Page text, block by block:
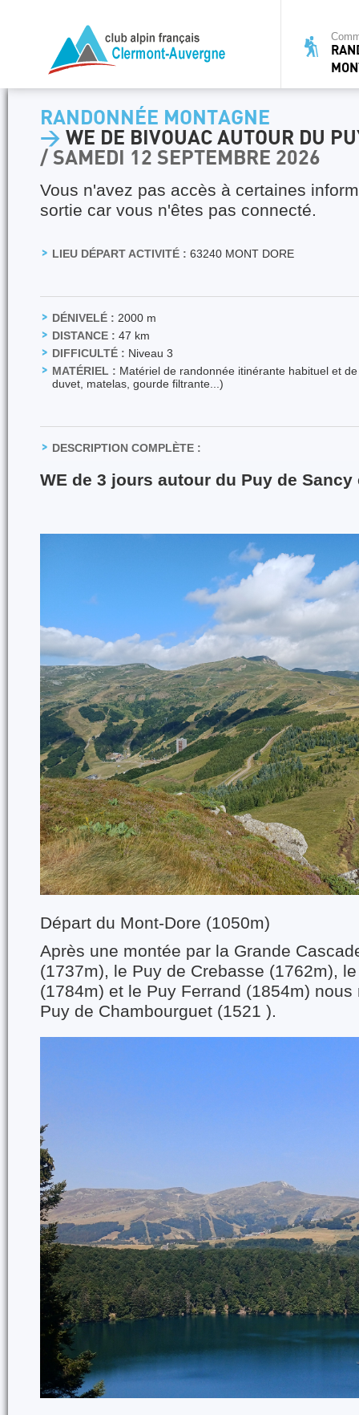
RANDONNÉE MONTAGNE
> WE DE BIVOUAC AUTOUR DU
/ SAMEDI 12 SEPTEMBRE 2026
Vous n'avez pas accès à certaines
sortie car vous n'êtes pas connecté.
LIEU DÉPART ACTIVITÉ : 63240 MONT DORE
DÉNIVELÉ : 2000 m
DISTANCE : 47 km
DIFFICULTÉ : Niveau 3
MATÉRIEL : Matériel de randonnée itinérante habituel et
duvet, matelas, gourde filtrante...)
DESCRIPTION COMPLÈTE :
WE de 3 jours autour du Puy de
Départ du Mont-Dore (1050m)
Après une montée par la Grande
(1737m), le Puy de Crebasse (1762m),
(1784m) et le Puy Ferrand (1854m)
Puy de Chambourguet (1521 ).